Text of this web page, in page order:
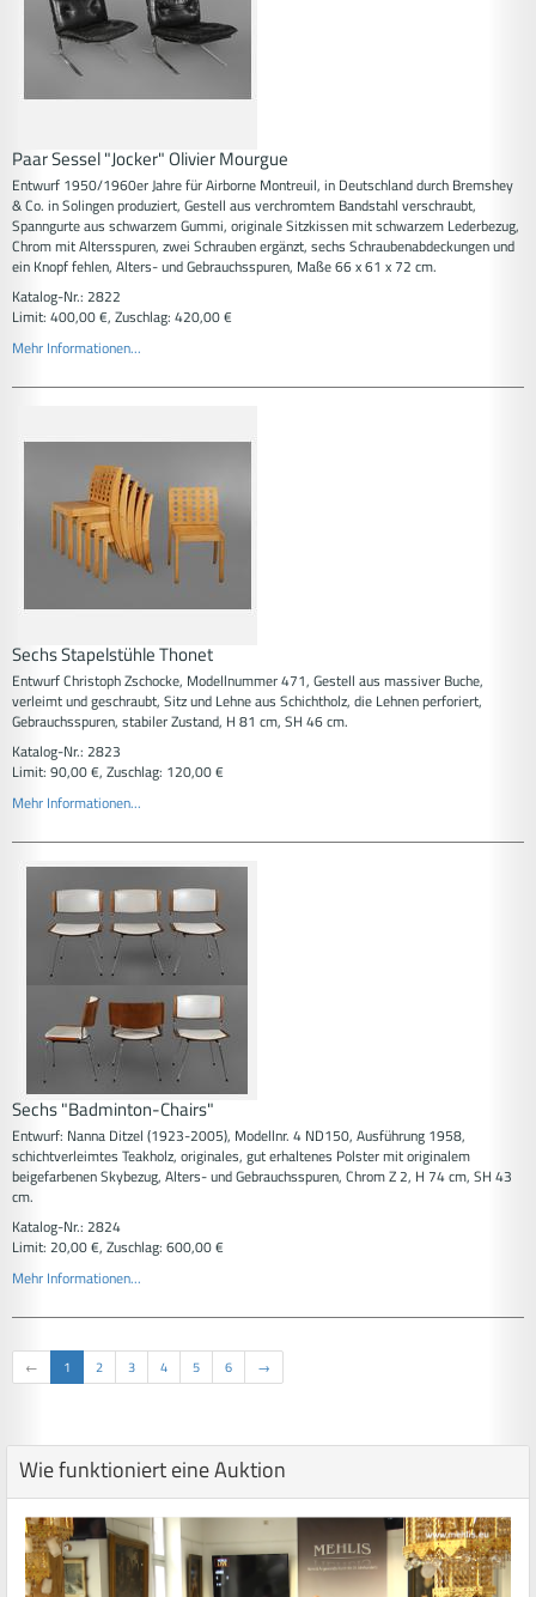
Paar Sessel "Jocker" Olivier Mourgue
Entwurf 1950/1960er Jahre für Airborne Montreuil, in Deutschland durch Bremshey
& Co. in Solingen produziert, Gestell aus verchromtem Bandstahl verschraubt,
Spanngurte aus schwarzem Gummi, originale Sitzkissen mit schwarzem Lederbezug,
Chrom mit Altersspuren, zwei Schrauben ergänzt, sechs Schraubenabdeckungen und
ein Knopf fehlen, Alters- und Gebrauchsspuren, Maße 66 x 61 x 72 cm.
Katalog-Nr.: 2822
Limit: 400,00 €, Zuschlag: 420,00 €
Mehr Informationen...
Sechs Stapelstühle Thonet
Entwurf Christoph Zschocke, Modellnummer 471, Gestell aus massiver Buche,
verleimt und geschraubt, Sitz und Lehne aus Schichtholz, die Lehnen perforiert,
Gebrauchsspuren, stabiler Zustand, H 81 cm, SH 46 cm.
Katalog-Nr.: 2823
Limit: 90,00 €, Zuschlag: 120,00 €
Mehr Informationen...
Sechs "Badminton-Chairs"
Entwurf: Nanna Ditzel (1923-2005), Modellnr. 4 ND150, Ausführung 1958,
schichtverleimtes Teakholz, originales, gut erhaltenes Polster mit originalem
beigefarbenen Skybezug, Alters- und Gebrauchsspuren, Chrom Z 2, H 74 cm, SH 43
cm.
Katalog-Nr.: 2824
Limit: 20,00 €, Zuschlag: 600,00 €
Mehr Informationen...
← 1 2 3 4 5 6 →
Wie funktioniert eine Auktion